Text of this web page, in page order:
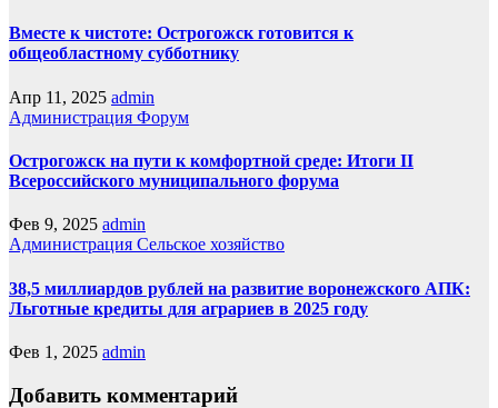
Вместе к чистоте: Острогожск готовится к
общеобластному субботнику
Апр 11, 2025 admin
Администрация Форум
Острогожск на пути к комфортной среде: Итоги II
Всероссийского муниципального форума
Фев 9, 2025 admin
Администрация Сельское хозяйство
38,5 миллиардов рублей на развитие воронежского АПК:
Льготные кредиты для аграриев в 2025 году
Фев 1, 2025 admin
Добавить комментарий